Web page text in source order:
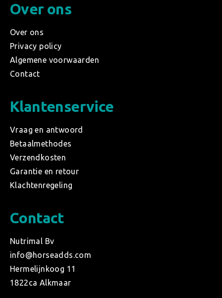
Over ons
Over ons
Privacy policy
Algemene voorwaarden
Contact
Klantenservice
Vraag en antwoord
Betaalmethodes
Verzendkosten
Garantie en retour
Klachtenregeling
Contact
Nutrimal Bv
info@horseadds.com
Hermelijnkoog 11
1822ca Alkmaar